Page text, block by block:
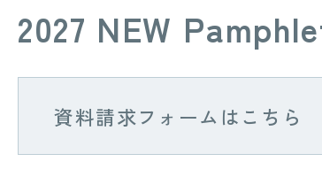
2027 NEW
資料請求フォームはこちら